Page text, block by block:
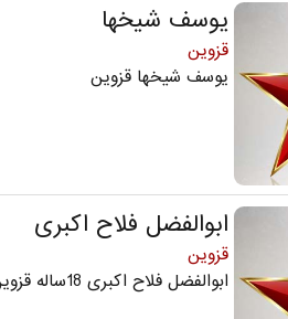
یوسف شیخها
قزوین
یوسف شیخها قزوین
ابوالفضل فلاح اکبری
قزوین
ابوالفضل فلاح اکبری 18ساله قزوین